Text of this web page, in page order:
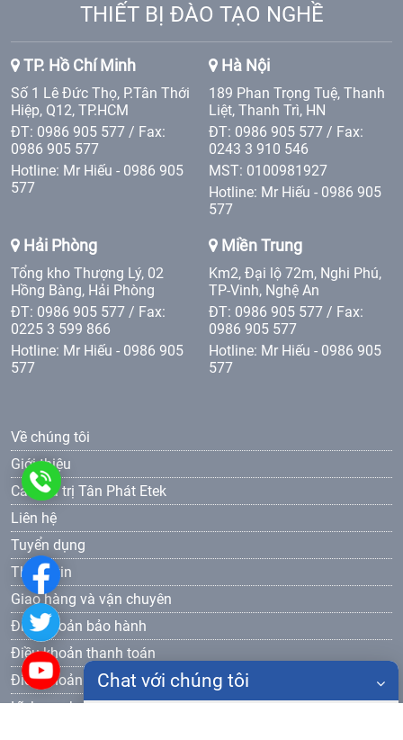
THIẾT BỊ ĐÀO TẠO NGHỀ
TP. Hồ Chí Minh
Số 1 Lê Đức Thọ, P.Tân Thới
Hiệp, Q12, TP.HCM
ĐT: 0986 905 577 / Fax:
0986 905 577
Hotline: Mr Hiếu - 0986 905
577
Hà Nội
189 Phan Trọng Tuệ, Thanh
Liệt, Thanh Trì, HN
ĐT: 0986 905 577 / Fax:
0243 3 910 546
MST: 0100981927
Hotline: Mr Hiếu - 0986 905
577
Hải Phòng
Tổng kho Thượng Lý, 02
Hồng Bàng, Hải Phòng
ĐT: 0986 905 577 / Fax:
0225 3 599 866
Hotline: Mr Hiếu - 0986 905
577
Miền Trung
Km2, Đại lộ 72m, Nghi Phú,
TP-Vinh, Nghệ An
ĐT: 0986 905 577 / Fax:
0986 905 577
Hotline: Mr Hiếu - 0986 905
577
Về chúng tôi
Giới thiệu
Các giá trị Tân Phát Etek
Liên hệ
Tuyển dụng
Thông tin
Giao hàng và vận chuyên
Điều khoản bảo hành
Điều khoản thanh toán
Điều khoản bảo mật
Lĩnh vực hoạt động
0986
577
Chat với chúng tôi